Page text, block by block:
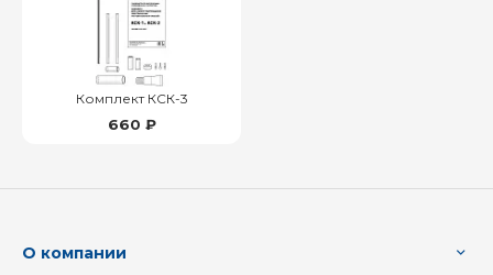
Комплект КСК-3
660 ₽
О компании